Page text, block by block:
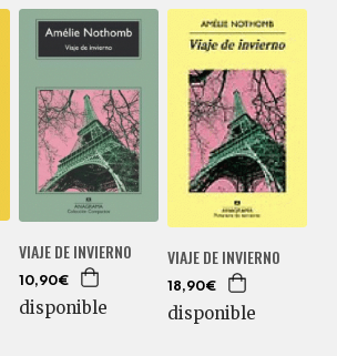
VIAJE DE INVIERNO
10,90€
disponible
VIAJE DE INVIERNO
18,90€
disponible